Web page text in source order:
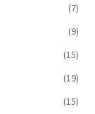
(7)
(9)
(15)
(19)
(15)